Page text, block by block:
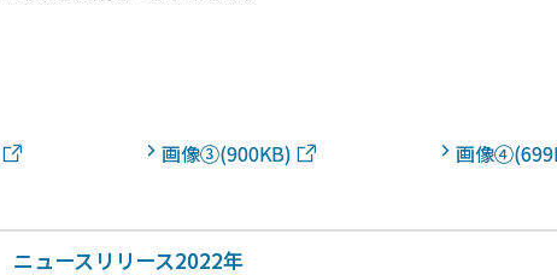
画像③(900KB) 画像
ニュースリリース2022年